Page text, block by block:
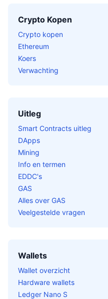
Crypto Kopen
Crypto kopen
Ethereum
Koers
Verwachting
Uitleg
Smart Contracts uitleg
DApps
Mining
Info en termen
EDDC's
GAS
Alles over GAS
Veelgestelde vragen
Wallets
Wallet overzicht
Hardware wallets
Ledger Nano S